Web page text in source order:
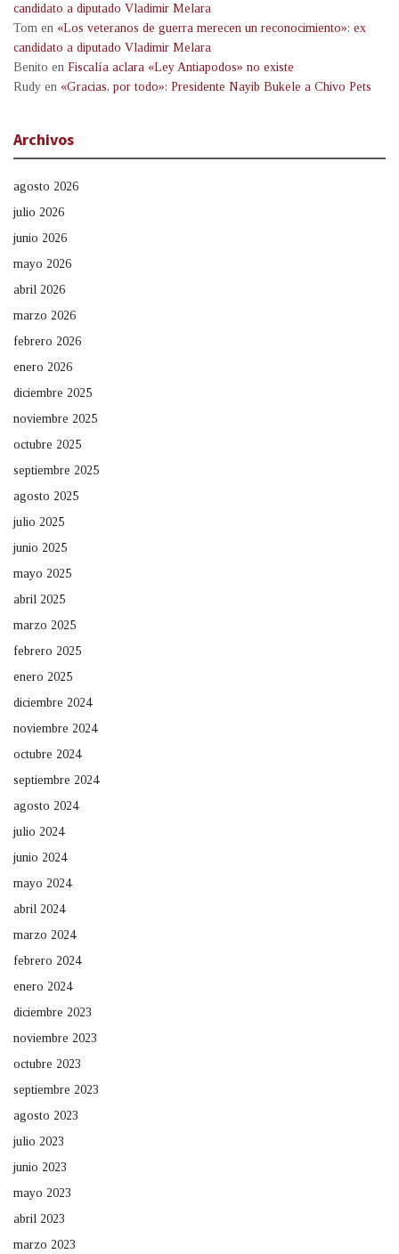
candidato a diputado Vladimir Melara
Tom en «Los veteranos de guerra merecen un reconocimiento»: ex
candidato a diputado Vladimir Melara
Benito en Fiscalía aclara «Ley Antiapodos» no existe
Rudy en «Gracias, por todo»: Presidente Nayib Bukele a Chivo Pets
Archivos
agosto 2026
julio 2026
junio 2026
mayo 2026
abril 2026
marzo 2026
febrero 2026
enero 2026
diciembre 2025
noviembre 2025
octubre 2025
septiembre 2025
agosto 2025
julio 2025
junio 2025
mayo 2025
abril 2025
marzo 2025
febrero 2025
enero 2025
diciembre 2024
noviembre 2024
octubre 2024
septiembre 2024
agosto 2024
julio 2024
junio 2024
mayo 2024
abril 2024
marzo 2024
febrero 2024
enero 2024
diciembre 2023
noviembre 2023
octubre 2023
septiembre 2023
agosto 2023
julio 2023
junio 2023
mayo 2023
abril 2023
marzo 2023